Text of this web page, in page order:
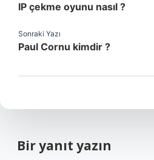
IP çekme oyunu nasıl ?
Sonraki Yazı
Paul Cornu kimdir ?
Bir yanıt yazın